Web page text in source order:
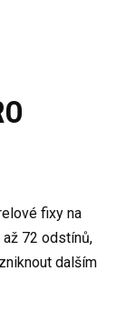
fixy na
72 odstínů,
dalším